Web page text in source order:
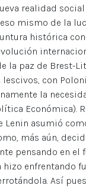
realidad
mismo de la
histórica
la paz de Brest-
con
la
Económica).
Lenin asumió
más aún,
pensando en el
hizo enfrentando
Así